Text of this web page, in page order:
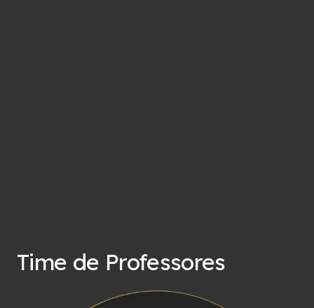
Time de Professores